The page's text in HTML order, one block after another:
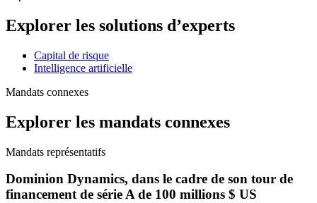
Explorer les solutions d’experts
Capital de risque
Intelligence artificielle
Mandats connexes
Explorer les mandats connexes
Mandats représentatifs
Dominion Dynamics, dans le cadre de son tour de
financement de série A de 100 millions $ US